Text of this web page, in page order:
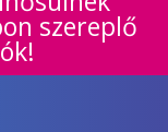
szereplő